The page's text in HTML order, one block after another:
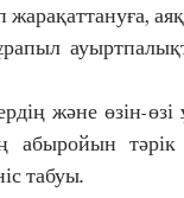
және өзін-
тәрік
табуы.